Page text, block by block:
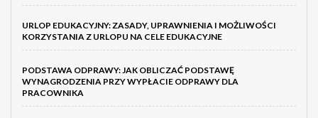
URLOP EDUKACYJNY: ZASADY, UPRAWNIENIA I MOŻLIWOŚCI
KORZYSTANIA Z URLOPU NA CELE EDUKACYJNE
PODSTAWA ODPRAWY: JAK OBLICZAĆ PODSTAWĘ
WYNAGRODZENIA PRZY WYPŁACIE ODPRAWY DLA
PRACOWNIKA